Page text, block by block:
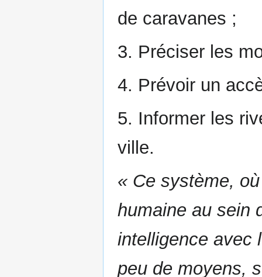
de caravanes ;
3. Préciser les
4. Prévoir un
5. Informer les
ville.
« Ce système,
humaine au sein
intelligence avec
peu de moyens,